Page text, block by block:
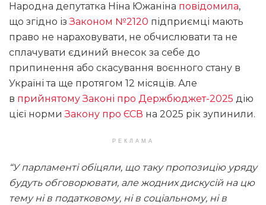
Народна депутатка Ніна Южаніна повідомила,
що згідно ізЗаконом №2120 підприємці мають
право не нараховувати, не обчислювати та не
сплачувати єдиний внесок за себе до
припинення або скасування воєнного стану в
Україні та ще протягом 12 місяців. Але
в прийнятому Законі про Держбюджет-2025 дію
цієї нормиЗакону про ЄСВ на 2025 рік зупинили.
РЕКЛАМА
“У парламенті обіцяли, що таку пропозицію уряду
будуть обговорювати, але жодних дискусій на цю
тему ні в податковому, ні в соціальному, ні в